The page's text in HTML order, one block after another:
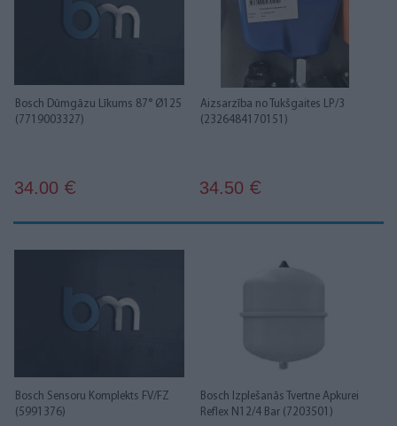
Bosch Dūmgāzu Līkums 87° Ø125
(7719003327)
34.00 €
Aizsarzība no Tukšgaites LP/3
(2326484170151)
34.50 €
Bosch Sensoru Komplekts FV/FZ
(5991376)
Bosch Izplešanās Tvertne Apkurei
Reflex N12/4 Bar (7203501)